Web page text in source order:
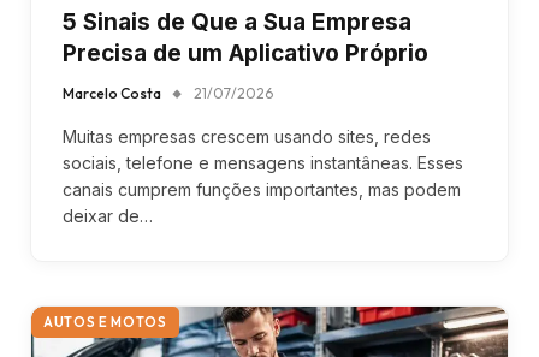
5 Sinais de Que a Sua Empresa
Precisa de um Aplicativo Próprio
Marcelo Costa 21/07/2026
Muitas empresas crescem usando sites, redes
sociais, telefone e mensagens instantâneas. Esses
canais cumprem funções importantes, mas podem
deixar de…
AUTOS E MOTOS